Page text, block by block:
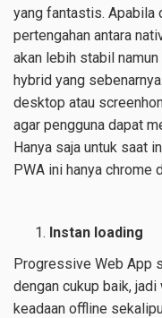
yang fantastis. Apabila
pertengahan antara
akan lebih stabil
hybrid yang
desktop atau
agar pengguna dapat
Hanya saja untuk saat
PWA ini hanya chrome
Instan loading
Progressive Web App
dengan cukup baik,
keadaan offline